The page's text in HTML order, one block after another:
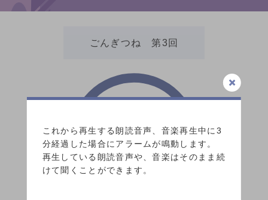
ごんぎつね 第3回
3:00
これから再生する朗読音声、音楽再生中に3
分経過した場合にアラームが鳴動します。
再生している朗読音声や、音楽はそのまま続
けて聞くことができます。